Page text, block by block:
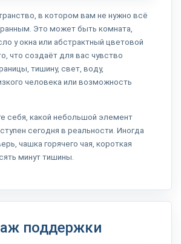
в котором вам не нужно всё
Это может быть комната,
у окна или абстрактный цветовой
что создаёт для вас чувство
тишину, свет, воду,
человека или возможность
себя, какой небольшой элемент
сегодня в реальности. Иногда
чашка горячего чая, короткая
минут тишины.
поддержки